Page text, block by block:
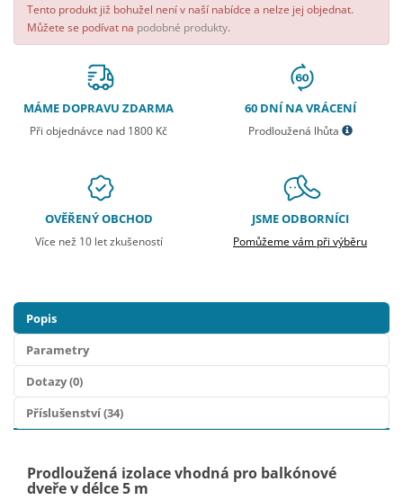
Tento produkt již bohužel není v naší nabídce a nelze jej objednat.
Můžete se podívat na podobné produkty.
MÁME DOPRAVU ZDARMA
Při objednávce nad 1800 Kč
60 DNÍ NA VRÁCENÍ
Prodloužená lhůta
OVĚŘENÝ OBCHOD
Více než 10 let zkušeností
JSME ODBORNÍCI
Pomůžeme vám při výběru
Popis
Parametry
Dotazy (0)
Příslušenství (34)
Prodloužená izolace vhodná pro balkónové
dveře v délce 5 m